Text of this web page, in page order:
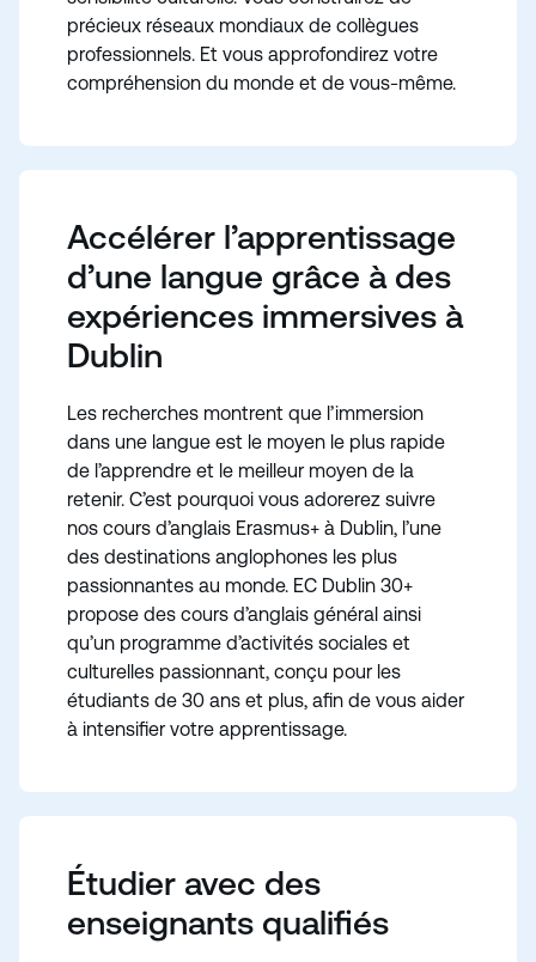
précieux réseaux mondiaux de collègues
professionnels. Et vous approfondirez votre
compréhension du monde et de vous-même.
Accélérer l’apprentissage
d’une langue grâce à des
expériences immersives à
Dublin
Les recherches montrent que l’immersion
dans une langue est le moyen le plus rapide
de l’apprendre et le meilleur moyen de la
retenir. C’est pourquoi vous adorerez suivre
nos cours d’anglais Erasmus+ à Dublin, l’une
des destinations anglophones les plus
passionnantes au monde. EC Dublin 30+
propose des cours d’anglais général ainsi
qu’un programme d’activités sociales et
culturelles passionnant, conçu pour les
étudiants de 30 ans et plus, afin de vous aider
à intensifier votre apprentissage.
Étudier avec des
enseignants qualifiés